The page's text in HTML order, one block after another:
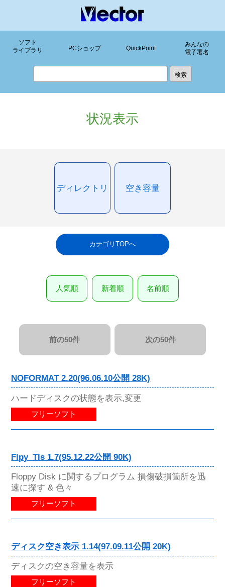
ソフト
ライブラリ
PCショップ QuickPoint
みんなの
電子署名
状況表示
ディレクトリ 空き容量
カテゴリTOPへ
人気順 新着順 名前順
前の50件 次の50件
NOFORMAT 2.20(96.06.10公開 28K)
ハードディスクの状態を表示,変更
フリーソフト
Flpy_Tls 1.7(95.12.22公開 90K)
Floppy Disk に関するプログラム 損傷破損箇所を迅
速に探す & 色々
フリーソフト
ディスク空き表示 1.14(97.09.11公開 20K)
ディスクの空き容量を表示
フリーソフト